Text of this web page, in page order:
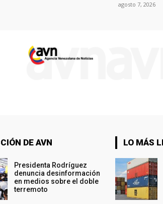
agosto 7, 2026
DE AVN
Presidenta Rodríguez
denuncia desinformación
en medios sobre el doble
terremoto
LO MÁS